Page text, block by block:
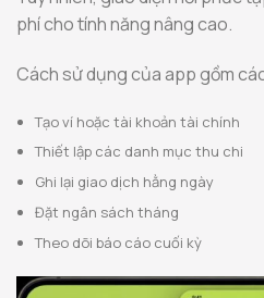
phí cho tính năng nâng cao.
Cách sử dụng của app gồm
Tạo ví hoặc tài khoản tài chính
Thiết lập các danh mục thu chi
Ghi lại giao dịch hằng ngày
Đặt ngân sách tháng
Theo dõi báo cáo cuối kỳ